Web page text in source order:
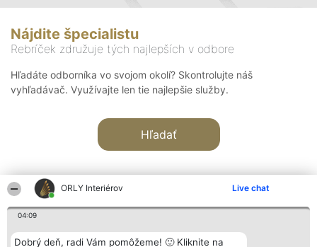
ORLY Interiérov Live chat
04:09
Dobrý deň, radi Vám pomôžeme! 🙂 Kliknite na
Nájdite špecialistu
Rebríček združuje tých najlepších v odbore
Hľadáte odborníka vo svojom okolí? Skontrolujte náš
vyhľadávač. Využívajte len tie najlepšie služby.
Hľadať
Organizátor hodnotenia Hodnotenie Kontakt